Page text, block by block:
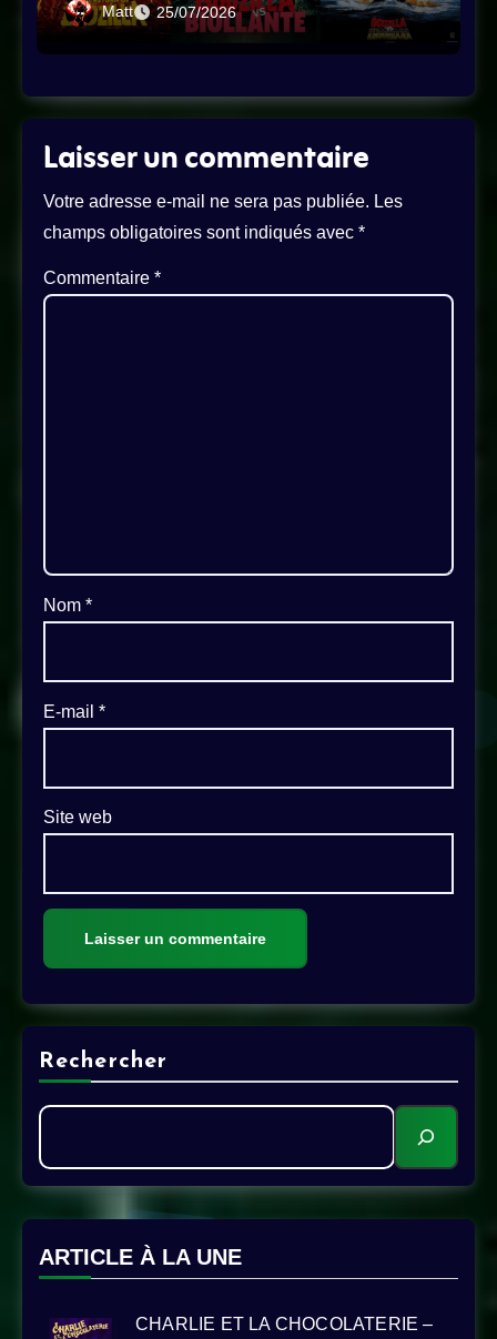
Matt 25/07/2026
Laisser un commentaire
Votre adresse e-mail ne sera pas publiée. Les
champs obligatoires sont indiqués avec*
Commentaire*
Nom*
E-mail*
Site web
Rechercher
ARTICLE À LA UNE
CHARLIE ET LA CHOCOLATERIE –